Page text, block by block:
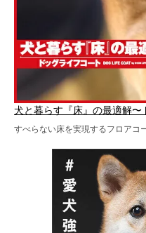
犬と暮らす『床』の最適解〜
すべらない床を実現するフロアコ